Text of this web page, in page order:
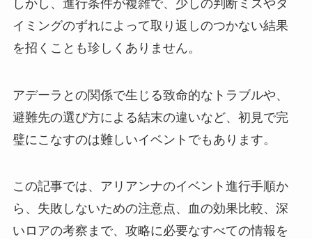
しかし、進行条件が複雑で、少しの判断ミスやタ
イミングのずれによって取り返しのつかない結果
を招くことも珍しくありません。
アデーラとの関係で生じる致命的なトラブルや、
避難先の選び方による結末の違いなど、初見で完
璧にこなすのは難しいイベントでもあります。
この記事では、アリアンナのイベント進行手順か
ら、失敗しないための注意点、血の効果比較、深
いロアの考察まで、攻略に必要なすべての情報を